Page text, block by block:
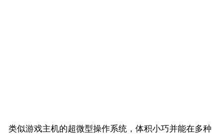
类似游戏主机的超微型操作系统，体积小巧并能在多种